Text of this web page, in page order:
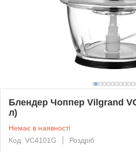
Блендер Чоппер Vilgrand
л)
Немає в наявності
Код: VC4101G
Роздріб